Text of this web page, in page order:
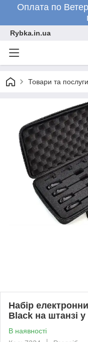
Оплата по
Rybka.in.ua
Товари та послуги
Набір
Black на штанзі у
В наявності